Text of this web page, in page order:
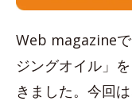
Web magazine
ジングオイル」
きました。今回